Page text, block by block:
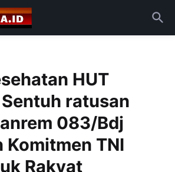
HUT
ratusan
083/Bdj
Komitmen TNI
Rakyat